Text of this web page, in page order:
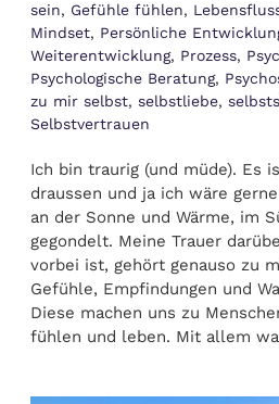
sein, Gefühle fühlen,
Mindset, Persönliche
Weiterentwicklung, Prozess,
Psychologische Beratung,
zu mir selbst, selbstliebe,
Selbstvertrauen
Ich bin traurig (und müde). Es
draussen und ja ich wäre
an der Sonne und Wärme, im
gegondelt. Meine Trauer
vorbei ist, gehört genauso zu
Gefühle, Empfindungen und
Diese machen uns zu
fühlen und leben. Mit allem